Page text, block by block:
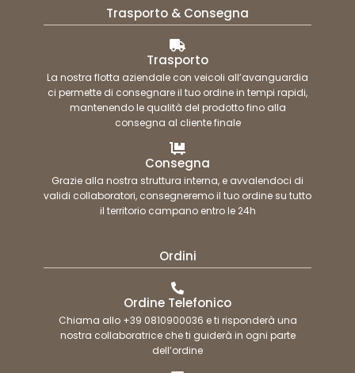
Trasporto & Consegna
Trasporto
La nostra flotta aziendale con veicoli all’avanguardia
ci permette di consegnare il tuo ordine in tempi rapidi,
mantenendo le qualità del prodotto fino alla
consegna al cliente finale
Consegna
Grazie alla nostra struttura interna, e avvalendoci di
validi collaboratori, consegneremo il tuo ordine su tutto
il territorio campano entro le 24h
Ordini
Ordine Telefonico
Chiama allo +39 0810900036 e ti risponderà una
nostra collaboratrice che ti guiderà in ogni parte
dell’ordine